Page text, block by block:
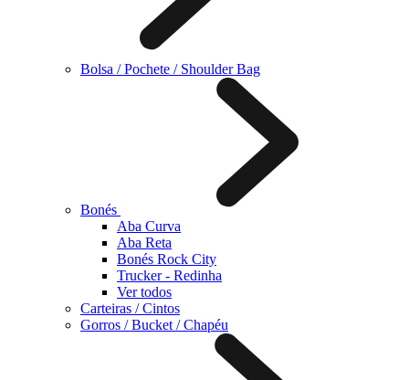
Bolsa / Pochete / Shoulder Bag
Bonés
Aba Curva
Aba Reta
Bonés Rock City
Trucker - Redinha
Ver todos
Carteiras / Cintos
Gorros / Bucket / Chapéu